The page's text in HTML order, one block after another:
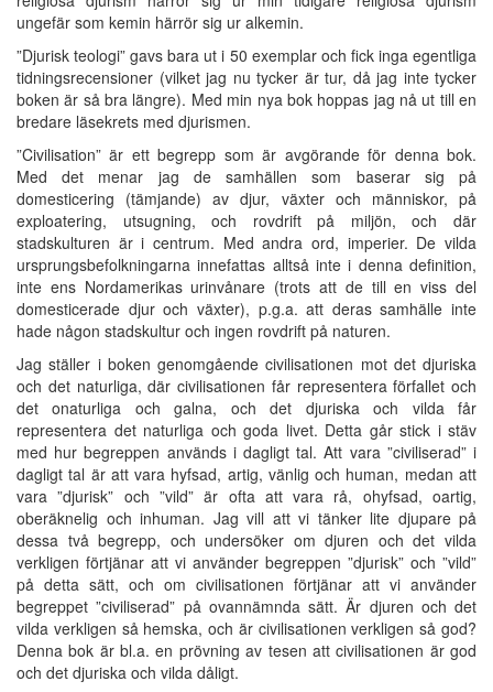
ungefär som kemin härrör sig ur alkemin.
”Djurisk teologi” gavs bara ut i 50 exemplar och fick inga egentliga
tidningsrecensioner (vilket jag nu tycker är tur, då jag inte tycker
boken är så bra längre). Med min nya bok hoppas jag nå ut till en
bredare läsekrets med djurismen.
”Civilisation” är ett begrepp som är avgörande för denna bok.
Med det menar jag de samhällen som baserar sig på
domesticering (tämjande) av djur, växter och människor, på
exploatering, utsugning, och rovdrift på miljön, och där
stadskulturen är i centrum. Med andra ord, imperier. De vilda
ursprungsbefolkningarna innefattas alltså inte i denna definition,
inte ens Nordamerikas urinvånare (trots att de till en viss del
domesticerade djur och växter), p.g.a. att deras samhälle inte
hade någon stadskultur och ingen rovdrift på naturen.
Jag ställer i boken genomgående civilisationen mot det djuriska
och det naturliga, där civilisationen får representera förfallet och
det onaturliga och galna, och det djuriska och vilda får
representera det naturliga och goda livet. Detta går stick i stäv
med hur begreppen används i dagligt tal. Att vara ”civiliserad” i
dagligt tal är att vara hyfsad, artig, vänlig och human, medan att
vara ”djurisk” och ”vild” är ofta att vara rå, ohyfsad, oartig,
oberäknelig och inhuman. Jag vill att vi tänker lite djupare på
dessa två begrepp, och undersöker om djuren och det vilda
verkligen förtjänar att vi använder begreppen ”djurisk” och ”vild”
på detta sätt, och om civilisationen förtjänar att vi använder
begreppet ”civiliserad” på ovannämnda sätt. Är djuren och det
vilda verkligen så hemska, och är civilisationen verkligen så god?
Denna bok är bl.a. en prövning av tesen att civilisationen är god
och det djuriska och vilda dåligt.